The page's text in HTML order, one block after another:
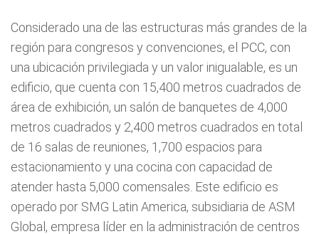
Considerado una de las estructuras más grandes de la
región para congresos y convenciones, el PCC, con
una ubicación privilegiada y un valor inigualable, es un
edificio, que cuenta con 15,400 metros cuadrados de
área de exhibición, un salón de banquetes de 4,000
metros cuadrados y 2,400 metros cuadrados en total
de 16 salas de reuniones, 1,700 espacios para
estacionamiento y una cocina con capacidad de
atender hasta 5,000 comensales. Este edificio es
operado por SMG Latin America, subsidiaria de ASM
Global, empresa líder en la administración de centros